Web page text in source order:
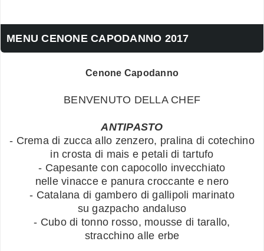
MENU CENONE CAPODANNO 2017
Cenone Capodanno
BENVENUTO DELLA CHEF
ANTIPASTO
- Crema di zucca allo zenzero, pralina di cotechino
in crosta di mais e petali di tartufo
- Capesante con capocollo invecchiato
nelle vinacce e panura croccante e nero
- Catalana di gambero di gallipoli marinato
su gazpacho andaluso
- Cubo di tonno rosso, mousse di tarallo,
stracchino alle erbe